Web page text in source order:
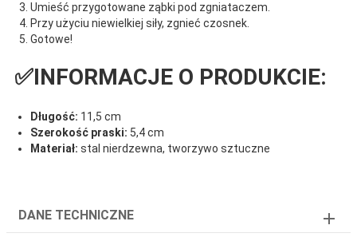
Umieść przygotowane ząbki pod zgniataczem.
Przy użyciu niewielkiej siły, zgnieć czosnek.
Gotowe!
✅INFORMACJE O PRODUKCIE:
Długość: 11,5 cm
Szerokość praski: 5,4 cm
Materiał: stal nierdzewna, tworzywo sztuczne
DANE TECHNICZNE